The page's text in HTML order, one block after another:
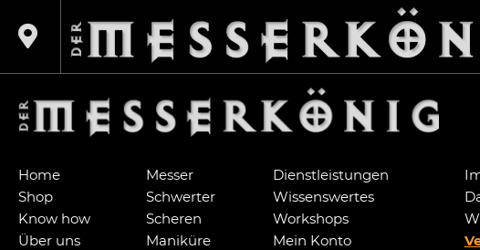
RVP_510
Home
Shop
Know how
Über uns
Messer
Schwerter
Scheren
Maniküre
Dienstleistungen
Wissenswertes
Workshops
Mein Konto